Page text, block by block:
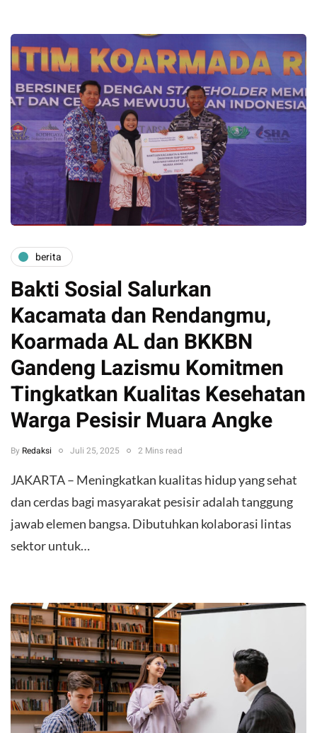
berita
Bakti Sosial Salurkan
Kacamata dan Rendangmu,
Koarmada AL dan BKKBN
Gandeng Lazismu Komitmen
Tingkatkan Kualitas Kesehatan
Warga Pesisir Muara Angke
By Redaksi Juli 25, 2025 2 Mins read
JAKARTA – Meningkatkan kualitas hidup yang sehat
dan cerdas bagi masyarakat pesisir adalah tanggung
jawab elemen bangsa. Dibutuhkan kolaborasi lintas
sektor untuk…